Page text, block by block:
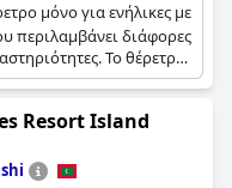
μόνο για ενήλικες με
περιλαμβάνει διάφορες
Το θέρετρο
νεόνυμφους,
απόδραση, με
διαμονές.
Resort Island